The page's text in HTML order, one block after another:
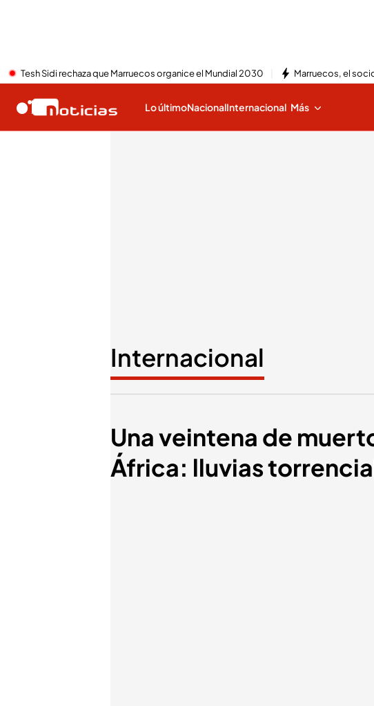
Tesh Sidi rechaza que Marruecos organice el Mundial 2030 Marruecos, el
Lo últimoNacionalInternacional Más
Internacional
Una veintena de
África: lluvias